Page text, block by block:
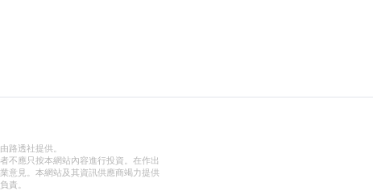
路透社提供。
不應只按本網站內容進行投資。在作出
意見。本網站及其資訊供應商竭力提供
責。